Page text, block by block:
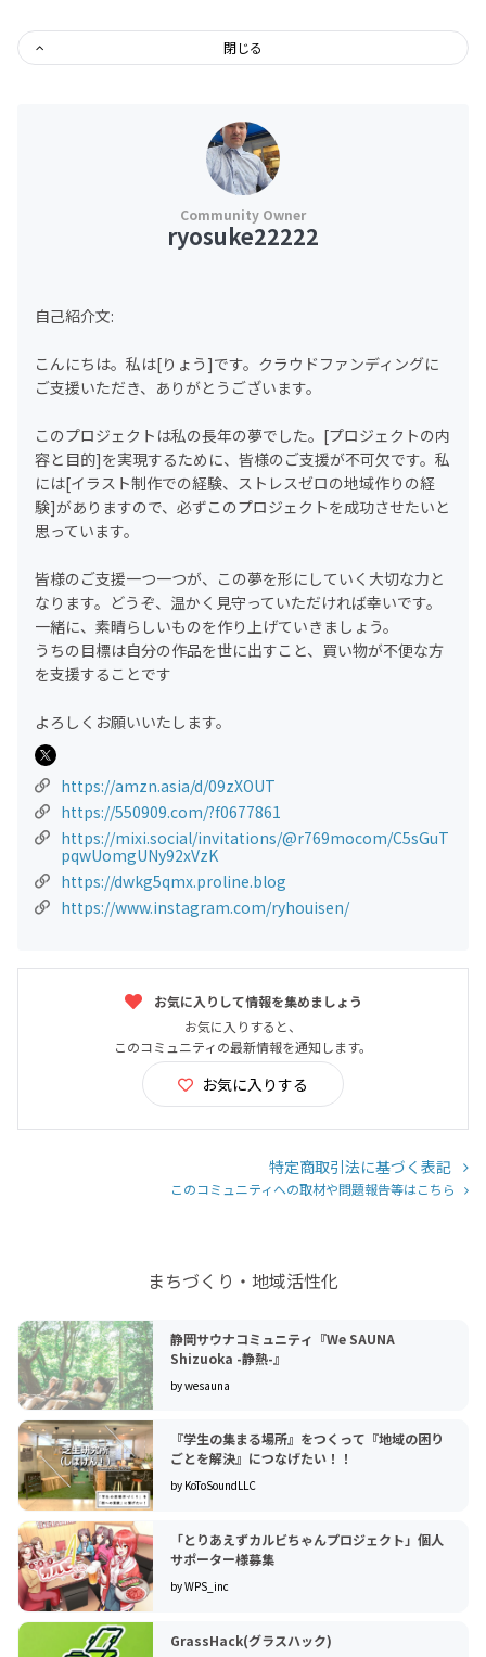
閉じる
ryosuke22222
自己紹介文:
こんにちは。私は[りょう]です。クラウドファンディングに
ご支援いただき、ありがとうございます。
このプロジェクトは私の長年の夢でした。[プロジェクトの内
容と目的]を実現するために、皆様のご支援が不可欠です。私
には[イラスト制作での経験、ストレスゼロの地域作りの経
験]がありますので、必ずこのプロジェクトを成功させたいと
思っています。
皆様のご支援一つ一つが、この夢を形にしていく大切な力と
なります。どうぞ、温かく見守っていただければ幸いです。
一緒に、素晴らしいものを作り上げていきましょう。
うちの目標は自分の作品を世に出すこと、買い物が不便な方
を支援することです
よろしくお願いいたします。
https://amzn.asia/d/09zXOUT
https://550909.com/?f0677861
https://mixi.social/invitations/@r769mocom/C5sGuT
pqwUomgUNy92xVzK
https://dwkg5qmx.proline.blog
https://www.instagram.com/ryhouisen/
お気に入りして情報を集めましょう
お気に入りすると、
このコミュニティの最新情報を通知します。
お気に入りする
特定商取引法に基づく表記
このコミュニティへの取材や問題報告等はこちら
まちづくり・地域活性化
静岡サウナコミュニティ『We SAUNA
Shizuoka -静熱-』
by wesauna
『学生の集まる場所』をつくって『地域の困り
ごとを解決』につなげたい！！
by KoToSoundLLC
「とりあえずカルビちゃんプロジェクト」個人
サポーター様募集
by WPS_inc
GrassHack(グラスハック)